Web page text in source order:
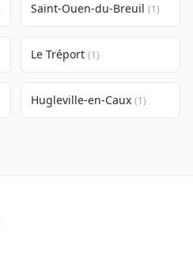
Saint-Ouen-du-Breuil (1)
Le Tréport (1)
Hugleville-en-Caux (1)